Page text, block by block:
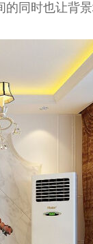
同时也让背